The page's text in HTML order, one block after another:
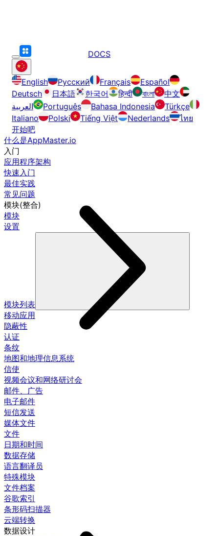
DOCS
English Русский Français
Español
Deutsch
日本語 한국어 हिन्दी বাংলা
中文
العربية
Português Bahasa Indonesia
Türkçe
Italiano
Polski Tiếng Việt Nederlands
ไทย
开始吧
什么是AppMaster.io
入门
应用程序架构
快速入门
最佳实践
常见问题
模块(整合)
模块
设置
模块列表
移动应用
隐蔽性
认证
条纹
地图和地理信息系统
信使
视频会议和网络研讨会
邮件、广告
电子邮件
短信发送
媒体文件
文件
日期和时间
数据存储
语言翻译员
特殊模块
文件档案
谷歌索引
条形码扫描器
云端转换
数据设计